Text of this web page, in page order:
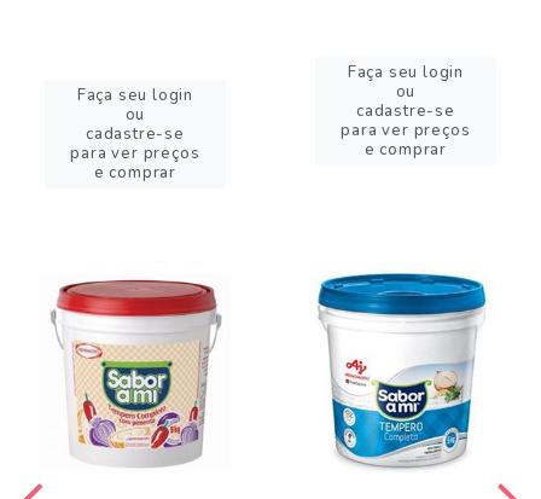
Faça seu login
ou
cadastre-se
para ver preços
e comprar
Faça seu login
ou
cadastre-se
para ver preços
e comprar